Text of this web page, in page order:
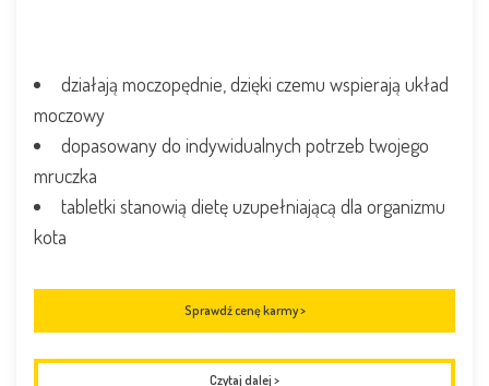
działają moczopędnie, dzięki czemu wspierają układ
moczowy
dopasowany do indywidualnych potrzeb twojego
mruczka
tabletki stanowią dietę uzupełniającą dla organizmu
kota
Sprawdź cenę karmy >
Czytaj dalej >